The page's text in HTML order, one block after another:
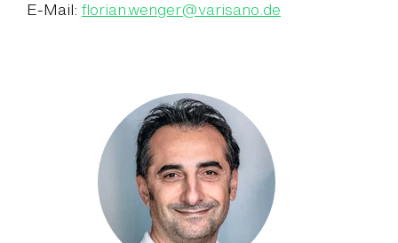
E-Mail: florian.wenger@varisano.de